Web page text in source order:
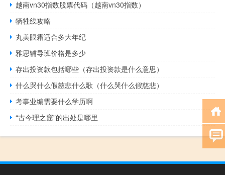
越南vn30指数股票代码（越南vn30指数）
牺牲线攻略
丸美眼霜适合多大年纪
雅思辅导班价格是多少
存出投资款包括哪些（存出投资款是什么意思）
什么哭什么假慈悲什么歌（什么哭什么假慈悲）
考事业编需要什么学历啊
“古今理之窟”的出处是哪里